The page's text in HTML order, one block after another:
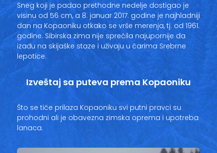
Copyright© 2020
HopNaKop
Sneg koji je padao prethodne nedelje dostigao je
visinu od 56 cm, a 8. januar 2017. godine je najhladniji
dan na Kopaoniku otkako se vrše merenja, tj. od 1961.
godine. Sibirska zima nije sprečila najupornije da
izađu na skijaške staze i uživaju u čarima Srebrne
lepotice.
Izveštaj sa puteva prema Kopaoniku
Što se tiče prilaza Kopaoniku svi putni pravci su
prohodni ali je obavezna zimska oprema i upotreba
lanaca.